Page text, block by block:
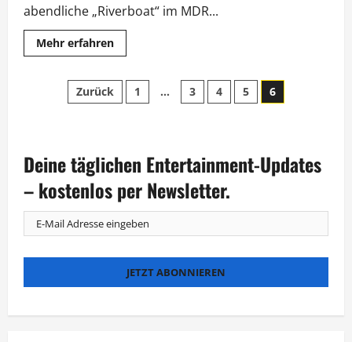
abendliche „Riverboat“ im MDR...
Mehr erfahrenMehr
Informationen
„Riverboat“:
Schichtwechsel
für
Seitennummerierung
Beiträge
Zurück 1 … 3 4 5 6
Deine täglichen Entertainment-Updates
– kostenlos per Newsletter.